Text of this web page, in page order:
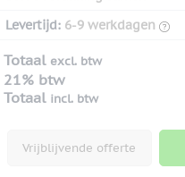
Levertijd: 6-9 werkdagen
Totaal excl. btw
21% btw
Totaal incl. btw
Vrijblijvende offerte